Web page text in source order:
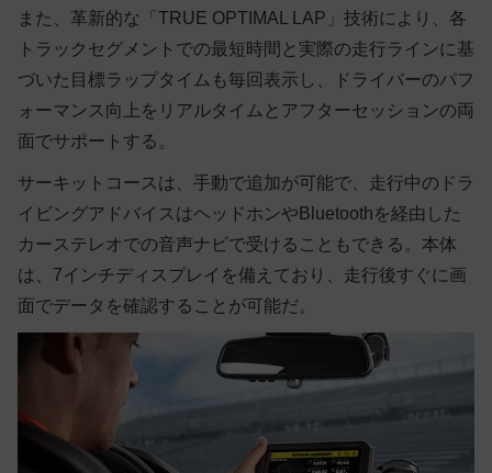
また、革新的な「TRUE OPTIMAL LAP」技術により、各
トラックセグメントでの最短時間と実際の走行ラインに基
づいた目標ラップタイムも毎回表示し、ドライバーのパフ
ォーマンス向上をリアルタイムとアフターセッションの両
面でサポートする。
サーキットコースは、手動で追加が可能で、走行中のドラ
イビングアドバイスはヘッドホンやBluetoothを経由した
カーステレオでの音声ナビで受けることもできる。本体
は、7インチディスプレイを備えており、走行後すぐに画
面でデータを確認することが可能だ。